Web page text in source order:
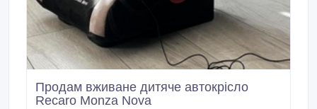
Продам вживане дитяче автокрісло
Recaro Monza Nova